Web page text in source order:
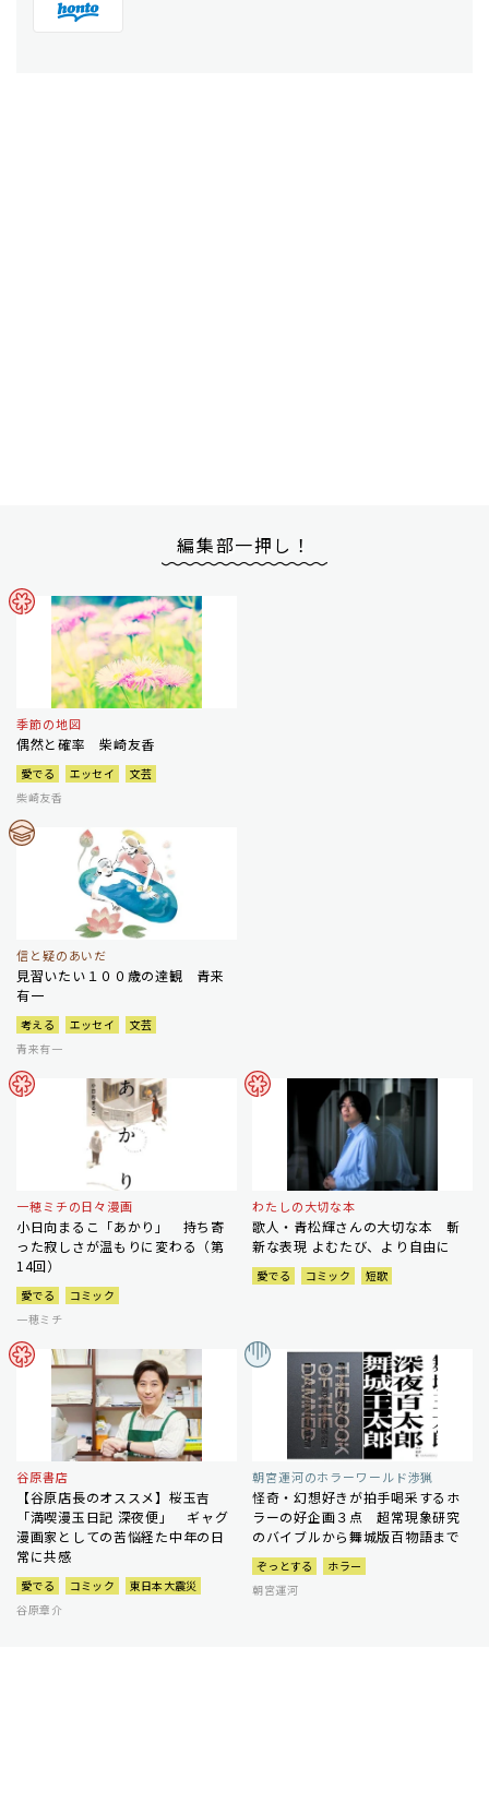
編集部一押し！
季節の地図
偶然と確率 柴崎友香
愛でる エッセイ
文芸
柴崎友香
信と疑のあいだ
見習いたい１００歳の達観 青来
有一
考える エッセイ
文芸
青来有一
一穂ミチの日々漫画
小日向まるこ「あかり」 持ち寄
った寂しさが温もりに変わる（第
14回）
愛でる
コミック
一穂ミチ
わたしの大切な本
歌人・青松輝さんの大切な本 斬
新な表現 よむたび、より自由に
愛でる コミック 短歌
谷原書店
【谷原店長のオススメ】桜玉吉
「満喫漫玉日記 深夜便」 ギャグ
漫画家としての苦悩経た中年の日
常に共感
愛でる コミック
東日本大震災
谷原章介
朝宮運河のホラーワールド渉猟
怪奇・幻想好きが拍手喝采するホ
ラーの好企画３点 超常現象研究
のバイブルから舞城版百物語まで
ぞっとする
ホラー
朝宮運河